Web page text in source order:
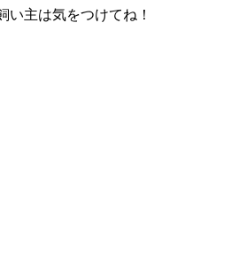
い主は気をつけてね！